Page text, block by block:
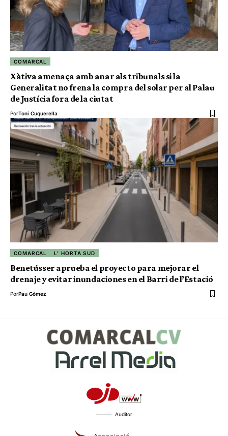
COMARCAL
Xàtiva amenaça amb anar als tribunals si la
Generalitat no frena la compra del solar per al Palau
de Justícia fora de la ciutat
PorToni Cuquerella
COMARCAL L' HORTA SUD
Benetússer aprueba el proyecto para mejorar el
drenaje y evitar inundaciones en el Barri de l’Estació
PorPau Gómez
Auditor